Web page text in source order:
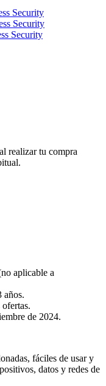
Security
Security
Security
realizar tu compra
aplicable a
años.
de 2024.
fáciles de usar y
datos y redes de